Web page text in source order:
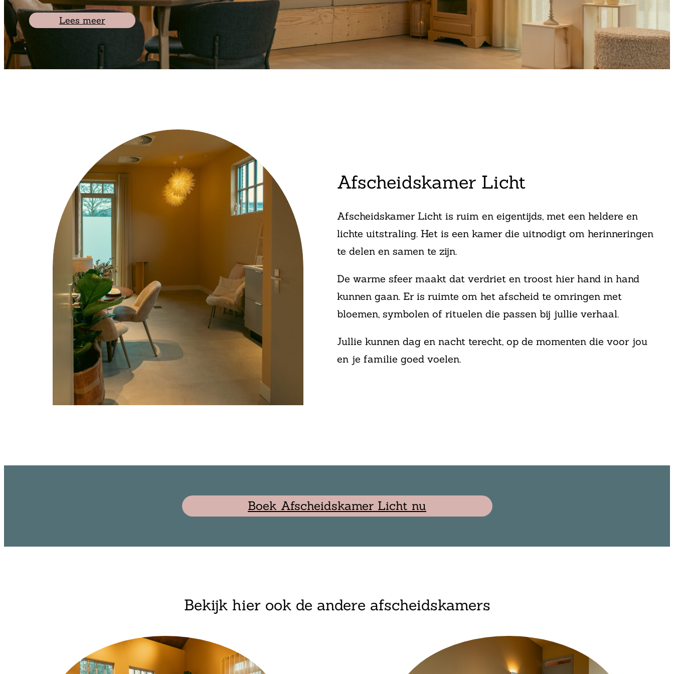
Lees meer
Afscheidskamer Licht
Afscheidskamer Licht is ruim en eigentijds, met een heldere en
lichte uitstraling. Het is een kamer die uitnodigt om herinneringen
te delen en samen te zijn.
De warme sfeer maakt dat verdriet en troost hier hand in hand
kunnen gaan. Er is ruimte om het afscheid te omringen met
bloemen, symbolen of rituelen die passen bij jullie verhaal.
Jullie kunnen dag en nacht terecht, op de momenten die voor jou
en je familie goed voelen.
Boek Afscheidskamer Licht nu
Bekijk hier ook de andere afscheidskamers